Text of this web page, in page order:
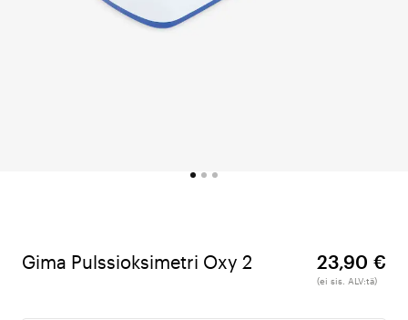
Gima Pulssioksimetri Oxy 2 23,90 €
(ei sis. ALV:tä)